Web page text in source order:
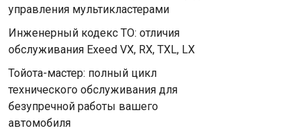
управления мультикластерами
Инженерный кодекс ТО: отличия
обслуживания Exeed VX, RX, TXL, LX
Тойота-мастер: полный цикл
технического обслуживания для
безупречной работы вашего
автомобиля